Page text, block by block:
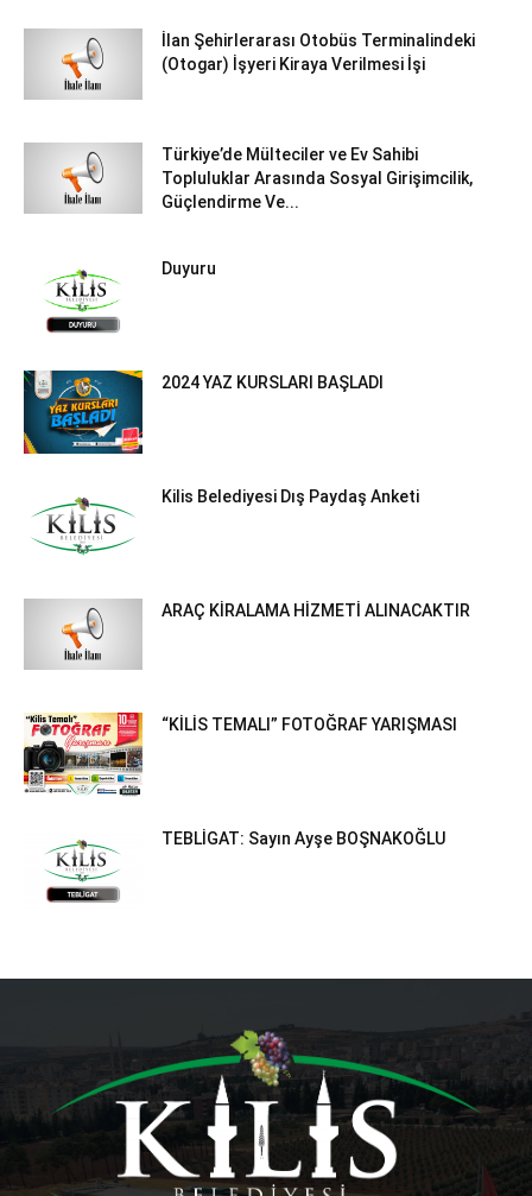
İlan Şehirlerarası Otobüs Terminalindeki
(Otogar) İşyeri Kiraya Verilmesi İşi
Türkiye’de Mülteciler ve Ev Sahibi
Topluluklar Arasında Sosyal Girişimcilik,
Güçlendirme Ve...
Duyuru
2024 YAZ KURSLARI BAŞLADI
Kilis Belediyesi Dış Paydaş Anketi
ARAÇ KİRALAMA HİZMETİ ALINACAKTIR
“KİLİS TEMALI” FOTOĞRAF YARIŞMASI
TEBLİGAT: Sayın Ayşe BOŞNAKOĞLU